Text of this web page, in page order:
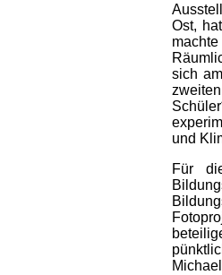
Ost,
sich
und
Für